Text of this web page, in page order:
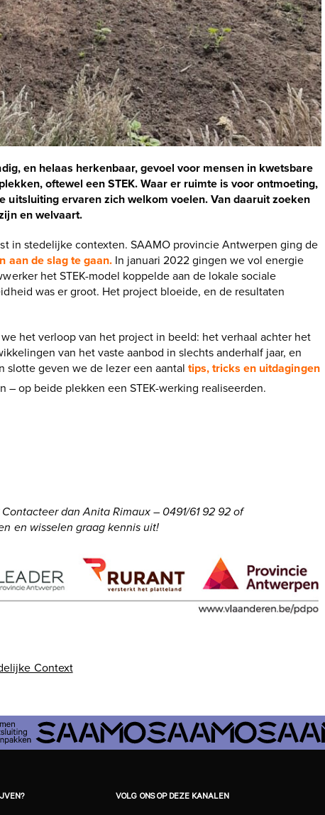
en helaas herkenbaar, gevoel voor mensen in kwetsbare
oftewel een STEK. Waar er ruimte is voor ontmoeting,
uitsluiting ervaren zich welkom voelen. Van daaruit zoeken
en welvaart.
in stedelijke contexten. SAAMO provincie Antwerpen ging de
aan de slag te gaan.In januari 2022 gingen we vol energie
het STEK-model koppelde aan de lokale sociale
was er groot. Het project bloeide, en de resultaten
het verloop van het project in beeld: het verhaal achter het
van het vaste aanbod in slechts anderhalf jaar, en
slotte geven we de lezer een aantaltips, tricks en uitdagingen
op beide plekken een STEK-werking realiseerden.
dan Anita Rimaux – 0491/61 92 92 of
en wisselen graag kennis uit!
Context
VOLG ONS OP DEZE KANALEN